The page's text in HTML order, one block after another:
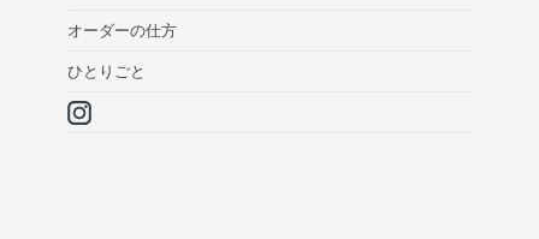
オーダーの仕方
ひとりごと